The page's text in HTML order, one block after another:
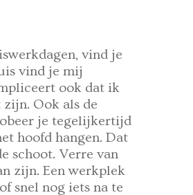
vind je
vind je mij
ook dat ik
Ook als de
je tegelijkertijd
hoofd hangen. Dat
schoot. Verre van
zijn. Een werkplek
snel nog iets na te